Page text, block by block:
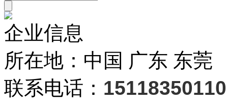
企业信息
所在地：中国 广东 东莞
联系电话： 15118350110